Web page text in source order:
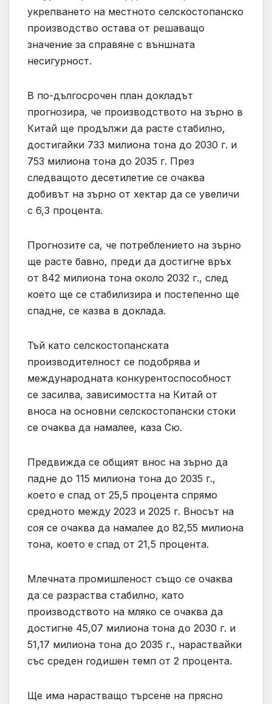
укрепването на местното селскостопанско
производство остава от решаващо
значение за справяне с външната
несигурност.
В по-дългосрочен план докладът
прогнозира, че производството на зърно в
Китай ще продължи да расте стабилно,
достигайки 733 милиона тона до 2030 г. и
753 милиона тона до 2035 г. През
следващото десетилетие се очаква
добивът на зърно от хектар да се увеличи
с 6,3 процента.
Прогнозите са, че потреблението на зърно
ще расте бавно, преди да достигне връх
от 842 милиона тона около 2032 г., след
което ще се стабилизира и постепенно ще
спадне, се казва в доклада.
Тъй като селскостопанската
производителност се подобрява и
международната конкурентоспособност
се засилва, зависимостта на Китай от
вноса на основни селскостопански стоки
се очаква да намалее, каза Сю.
Предвижда се общият внос на зърно да
падне до 115 милиона тона до 2035 г.,
което е спад от 25,5 процента спрямо
средното между 2023 и 2025 г. Вносът на
соя се очаква да намалее до 82,55 милиона
тона, което е спад от 21,5 процента.
Млечната промишленост също се очаква
да се разраства стабилно, като
производството на мляко се очаква да
достигне 45,07 милиона тона до 2030 г. и
51,17 милиона тона до 2035 г., нараствайки
със среден годишен темп от 2 процента.
Ще има нарастващо търсене на прясно